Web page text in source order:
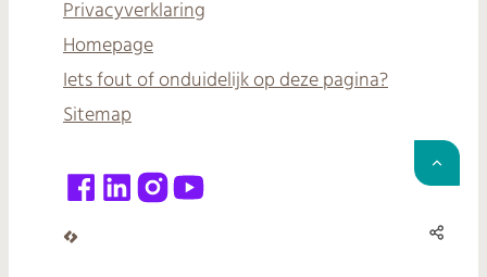
Privacyverklaring
Homepage
Iets fout of onduidelijk op deze pagina?
Sitemap
Facebook
LinkedInInstagram
YouTube
LCP nv 2026 © Deel